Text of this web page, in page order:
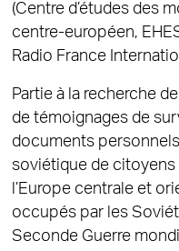
(Centre d’études des
centre-européen,
Radio France
Partie à la recherche
de témoignages de
documents
soviétique de citoyens
l’Europe centrale et
occupés par les
Seconde Guerre